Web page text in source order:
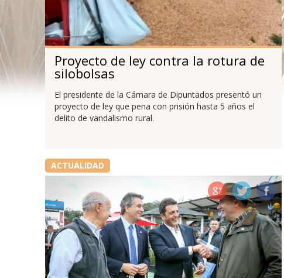
Proyecto de ley contra la rotura de
silobolsas
El presidente de la Cámara de Dipuntados presentó un
proyecto de ley que pena con prisión hasta 5 años el
delito de vandalismo rural.
ACTUALIDAD